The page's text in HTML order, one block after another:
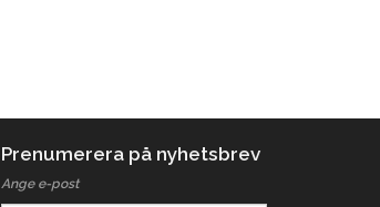
Prenumerera på nyhetsbrev
Ange e-post